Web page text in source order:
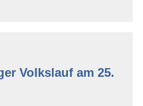
Volkslauf am 25.